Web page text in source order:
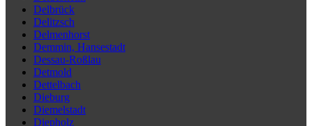
Delbrück
Delitzsch
Delmenhorst
Demmin, Hansestadt
Dessau-Roßlau
Detmold
Dettelbach
Dieburg
Diemelstadt
Diepholz